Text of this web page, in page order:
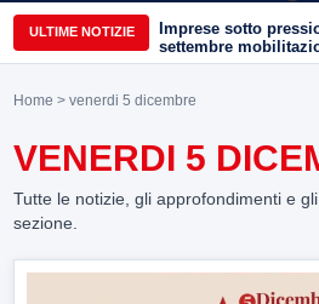
ULTIME NOTIZIE
Imprese sotto
settembre
e Avellino”
Home > venerdi 5 dicembre
VENERDI 5
Tutte le notizie, gli approfondimenti e
sezione.